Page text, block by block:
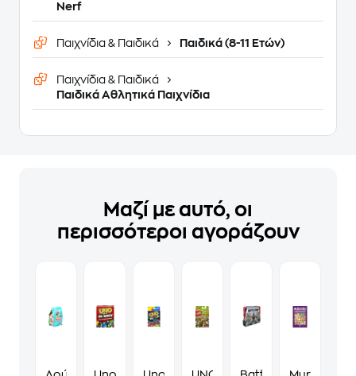
Nerf
Παιχνίδια & Παιδικά Παιδικά (8-11 Ετών)
Παιχνίδια & Παιδικά
Παιδικά Αθλητικά Παιχνίδια
Μαζί με αυτό, οι
περισσότεροι αγοράζουν